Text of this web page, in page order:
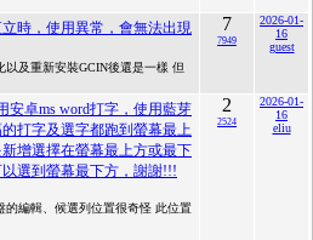
時，使用異常，會無法出現
以及重新安裝GCIN後還是一樣 但
7
7949
2026-01-
16
guest
安卓ms word打字，使用藍芽
打字及選字都跑到螢幕最上
增選擇在螢幕最上方或最下
選到螢幕最下方，謝謝!!!
的編輯、候選列位置很奇怪 此位置
2
2524
2026-01-
16
eliu